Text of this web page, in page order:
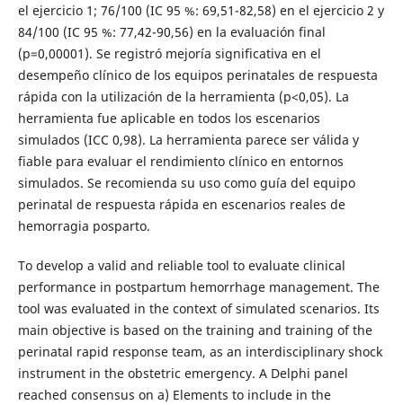
el ejercicio 1; 76/100 (IC 95 %: 69,51-82,58) en el ejercicio 2 y
84/100 (IC 95 %: 77,42-90,56) en la evaluación final
(p=0,00001). Se registró mejoría significativa en el
desempeño clínico de los equipos perinatales de respuesta
rápida con la utilización de la herramienta (p<0,05). La
herramienta fue aplicable en todos los escenarios
simulados (ICC 0,98). La herramienta parece ser válida y
fiable para evaluar el rendimiento clínico en entornos
simulados. Se recomienda su uso como guía del equipo
perinatal de respuesta rápida en escenarios reales de
hemorragia posparto.
To develop a valid and reliable tool to evaluate clinical
performance in postpartum hemorrhage management. The
tool was evaluated in the context of simulated scenarios. Its
main objective is based on the training and training of the
perinatal rapid response team, as an interdisciplinary shock
instrument in the obstetric emergency. A Delphi panel
reached consensus on a) Elements to include in the